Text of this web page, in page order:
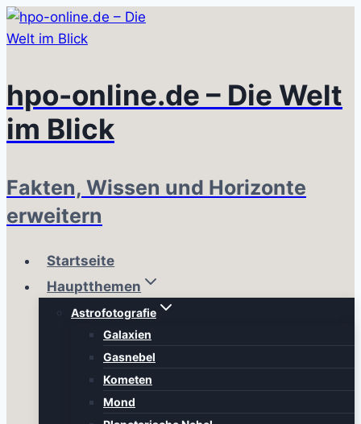
Zum
Inhalt
hpo-online.de – Die Welt
im Blick
Fakten, Wissen und Horizonte
erweitern
Startseite
Hauptthemen
Astrofotografie
Galaxien
Gasnebel
Kometen
Mond